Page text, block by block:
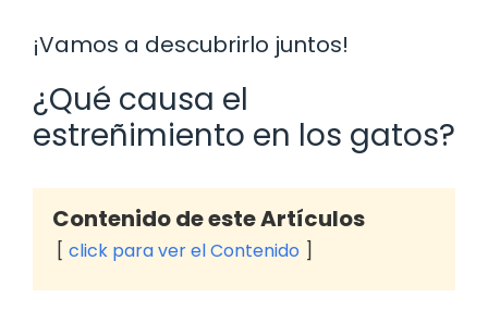
¡Vamos a descubrirlo juntos!
¿Qué causa el
estreñimiento en los gatos?
Contenido de este Artículos
click para ver el Contenido